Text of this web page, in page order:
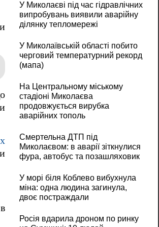
У Миколаєві під час гідравлічних
випробувань виявили аварійну
ділянку тепломережі
У Миколаївській області побито
черговий температурний рекорд
(мапа)
На Центральному міському
стадіоні Миколаєва
продовжується вирубка
аварійних тополь
Смертельна ДТП під
Миколаєвом: в аварії зіткнулися
фура, автобус та позашляховик
У морі біля Коблево вибухнула
міна: одна людина загинула,
двоє постраждали
Росія вдарила дроном по ринку